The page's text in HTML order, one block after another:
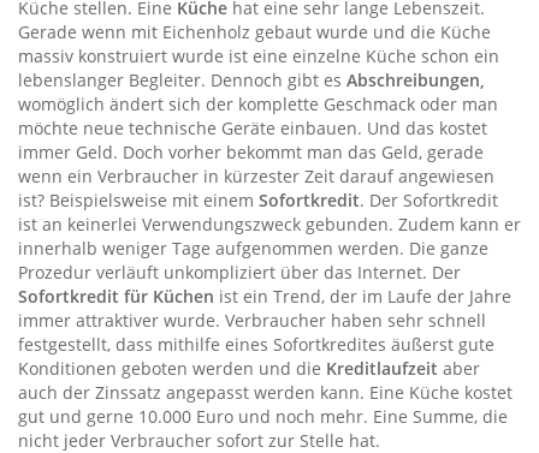
Küche stellen. Eine Küche hat eine sehr lange Lebenszeit.
Gerade wenn mit Eichenholz gebaut wurde und die Küche
massiv konstruiert wurde ist eine einzelne Küche schon ein
lebenslanger Begleiter. Dennoch gibt es Abschreibungen,
womöglich ändert sich der komplette Geschmack oder man
möchte neue technische Geräte einbauen. Und das kostet
immer Geld. Doch vorher bekommt man das Geld, gerade
wenn ein Verbraucher in kürzester Zeit darauf angewiesen
ist? Beispielsweise mit einem Sofortkredit. Der Sofortkredit
ist an keinerlei Verwendungszweck gebunden. Zudem kann er
innerhalb weniger Tage aufgenommen werden. Die ganze
Prozedur verläuft unkompliziert über das Internet. Der
Sofortkredit für Küchen ist ein Trend, der im Laufe der Jahre
immer attraktiver wurde. Verbraucher haben sehr schnell
festgestellt, dass mithilfe eines Sofortkredites äußerst gute
Konditionen geboten werden und die Kreditlaufzeit aber
auch der Zinssatz angepasst werden kann. Eine Küche kostet
gut und gerne 10.000 Euro und noch mehr. Eine Summe, die
nicht jeder Verbraucher sofort zur Stelle hat.